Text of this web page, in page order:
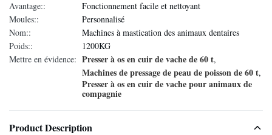
Avantage::
Fonctionnement facile et nettoyant
Moules::
Personnalisé
Nom::
Machines à mastication des animaux dentaires
Poids::
1200KG
Mettre en évidence: Presser à os en cuir de vache de 60 t,
Machines de pressage de peau de poisson de 60 t,
Presser à os en cuir de vache pour animaux de
compagnie
Product Description